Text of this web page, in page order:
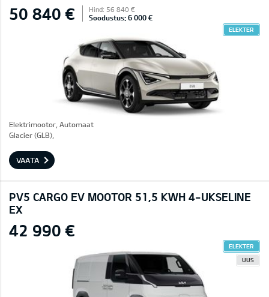
50 840 € Hind: 56 840 €
Soodustus: 6 000 €
ELEKTER
Elektrimootor, Automaat
Glacier (GLB),
VAATA
PV5 CARGO EV MOOTOR 51,5 KWH 4-UKSELINE
EX
42 990 €
ELEKTER
UUS